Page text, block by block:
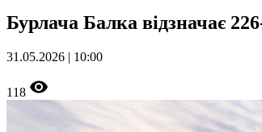
Бурлача Балка відзначає
31.05.2026 | 10:00
118